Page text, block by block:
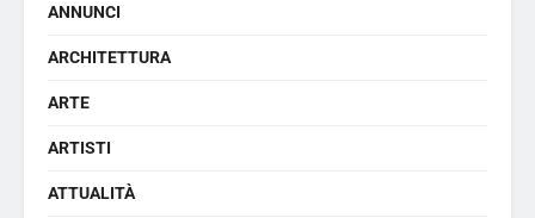
ANNUNCI
ARCHITETTURA
ARTE
ARTISTI
ATTUALITÀ